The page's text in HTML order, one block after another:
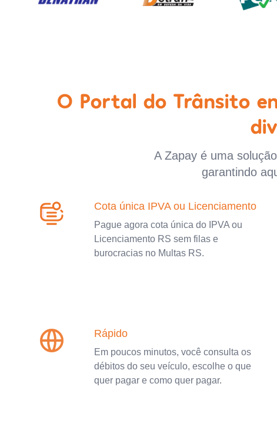
O Portal do Trânsito
A Zapay é uma
garantindo
Cota única IPVA ou Licenciamento
Pague agora cota única do IPVA ou
Licenciamento RS sem filas e
burocracias no Multas RS.
Rápido
Em poucos minutos, você consulta os
débitos do seu veículo, escolhe o que
quer pagar e como quer pagar.